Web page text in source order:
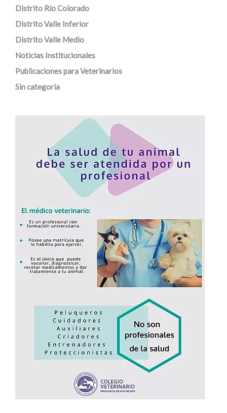
Distrito Río Colorado
Distrito Valle Inferior
Distrito Valle Medio
Noticias Institucionales
Publicaciones para Veterinarios
Sin categoría